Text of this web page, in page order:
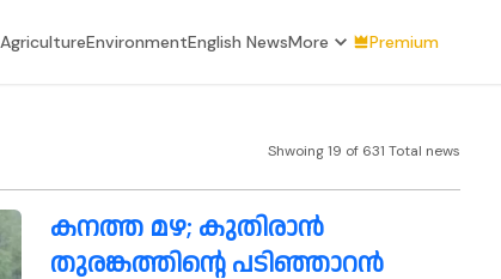
AgricultureEnvironmentEnglish NewsMore Premium
Shwoing19 of 631 Total news
കനത്ത മഴ; കുതിരാൻ
തുരങ്കത്തിന്റെ പടിഞ്ഞാറൻ